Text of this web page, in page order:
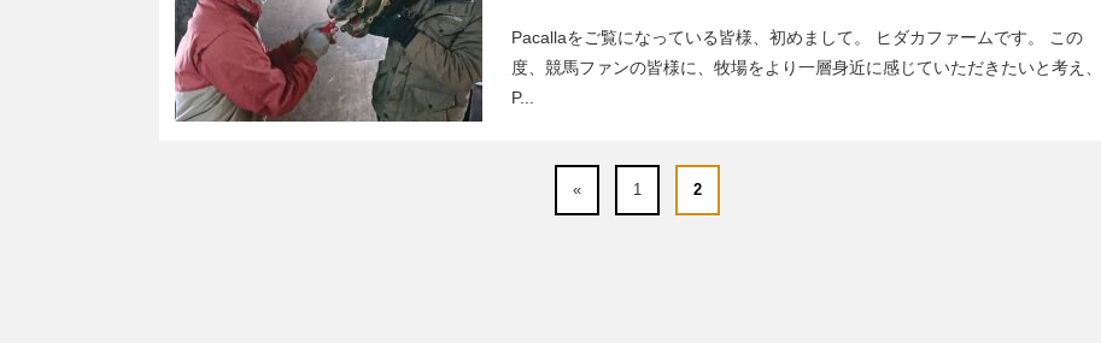
Pacallaをご覧になっている皆様、初めまして。 ヒダカファームです。 この
度、競馬ファンの皆様に、牧場をより一層身近に感じていただきたいと考え、
P...
« 1 2